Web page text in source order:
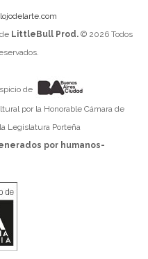
LittleBull Prod.© 2026 Todos
de
por la Honorable Cámara de
Legislatura Porteña
por humanos-